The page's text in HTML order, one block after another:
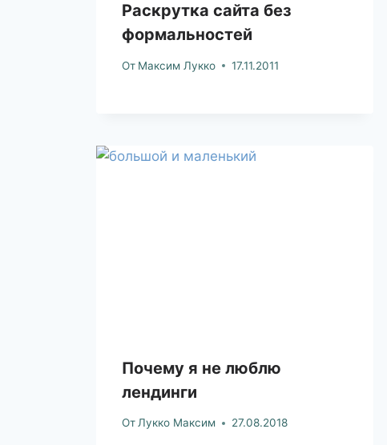
Раскрутка сайта без
формальностей
От Максим Лукко 17.11.2011
Почему я не люблю
лендинги
От Лукко Максим 27.08.2018